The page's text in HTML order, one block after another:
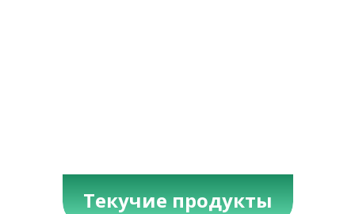
Текучие продукты